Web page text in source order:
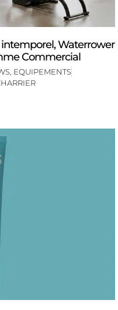
Waterrower
Commercial
, EQUIPEMENTS